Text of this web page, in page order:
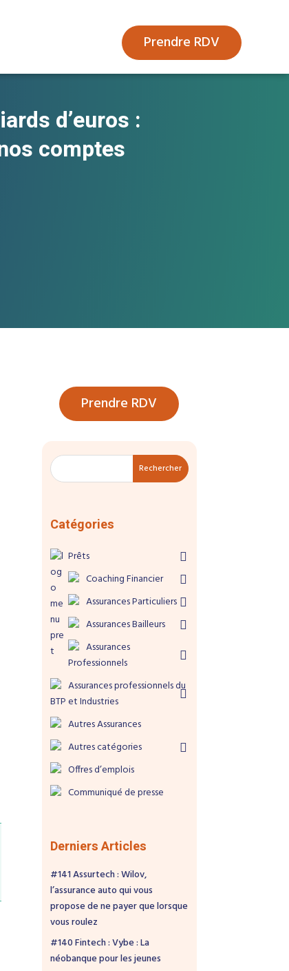
Prendre RDV
d’euros :
comptes
Prendre RDV
Rechercher
Catégories
Prêts
Coaching Financier
Assurances Particuliers
Assurances Bailleurs
Assurances
Professionnels
Assurances professionnels du
BTP et Industries
Autres Assurances
Autres catégories
Offres d’emplois
Communiqué de presse
Derniers Articles
#141 Assurtech : Wilov,
l’assurance auto qui vous
propose de ne payer que lorsque
vous roulez
#140 Fintech : Vybe : La
néobanque pour les jeunes